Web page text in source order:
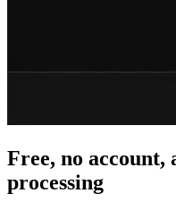
Free, no account,
processing